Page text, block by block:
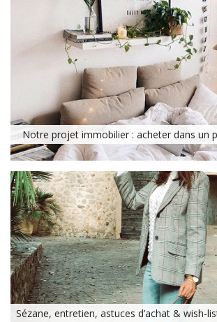
Notre projet immobilier : acheter dans un
Sézane, entretien, astuces d’achat & wish-